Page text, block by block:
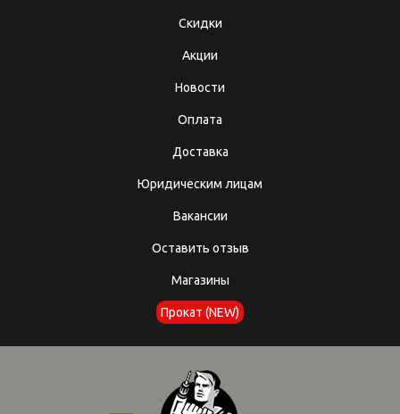
Скидки
Акции
Новости
Оплата
Доставка
Юридическим лицам
Вакансии
Оставить отзыв
Магазины
Прокат (NEW)